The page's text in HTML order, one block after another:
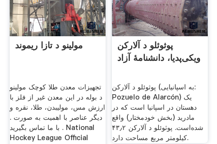
مولینو د تازا ریموند
تجهیزات معدن طلا کوچک مولینو
د بوله در این معدن غیر از فلز با
ارزش مس، مولیبدن، طلا، نقره و
دیگر عناصر با اهمیت به صورت .
با ما تماس بگیرید . National
Hockey League Official
پوثوئلو د آلارکن
ویکی‌پدیا، دانشنامهٔ آزاد
پوثوئلو د آلارکن (به اسپانیایی:
Pozuelo de Alarcón) یک
دهستان در اسپانیا است که در
مادرید (بخش خودمختار) واقع
شده‌است. پوثوئلو د آلارکن ۴۳٫۲
کیلومتر مربع مساحت دارد.